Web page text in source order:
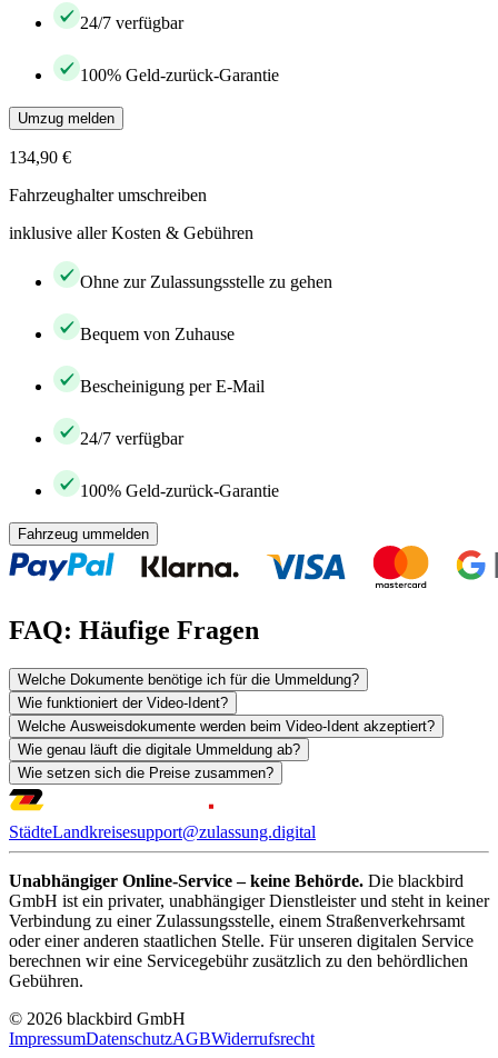
24/7 verfügbar
100% Geld-zurück-Garantie
Umzug melden
134,90 €
Fahrzeughalter umschreiben
inklusive aller Kosten & Gebühren
Ohne zur Zulassungsstelle zu gehen
Bequem von Zuhause
Bescheinigung per E-Mail
24/7 verfügbar
100% Geld-zurück-Garantie
Fahrzeug ummelden
FAQ: Häufige Fragen
Welche Dokumente benötige ich für die Ummeldung?
Wie funktioniert der Video-Ident?
Welche Ausweisdokumente werden beim Video-Ident akzeptiert?
Wie genau läuft die digitale Ummeldung ab?
Wie setzen sich die Preise zusammen?
StädteLandkreisesupport@zulassung.digital
Unabhängiger Online-Service – keine Behörde. Die blackbird
GmbH ist ein privater, unabhängiger Dienstleister und steht in keiner
Verbindung zu einer Zulassungsstelle, einem Straßenverkehrsamt
oder einer anderen staatlichen Stelle. Für unseren digitalen Service
berechnen wir eine Servicegebühr zusätzlich zu den behördlichen
Gebühren.
© 2026 blackbird GmbH
ImpressumDatenschutzAGBWiderrufsrecht